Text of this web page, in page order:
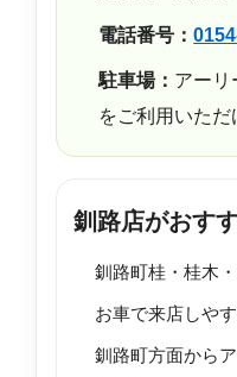
電話番号：
駐車場： アーリ
をご利用いただ
釧路店がおす
釧路町桂・桂木
お車で来店しや
釧路町方面から